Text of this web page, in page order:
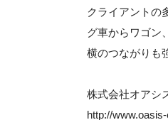
クライアントの
グ車からワゴン
横のつながりも
株式会社オアシ
http://